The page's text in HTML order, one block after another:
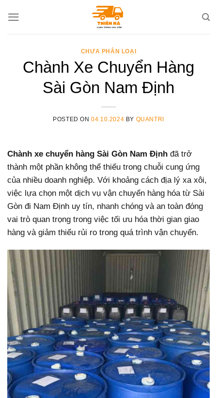
CHƯA PHÂN LOẠI
Chành Xe Chuyển Hàng
Sài Gòn Nam Định
POSTED ON04.10.2024 BY QUANTRI
Chành xe chuyển hàng Sài Gòn Nam Định đã trở
thành một phần không thể thiếu trong chuỗi cung ứng
của nhiều doanh nghiệp. Với khoảng cách địa lý xa xôi,
việc lựa chọn một dịch vụ vận chuyển hàng hóa từ Sài
Gòn đi Nam Định uy tín, nhanh chóng và an toàn đóng
vai trò quan trọng trong việc tối ưu hóa thời gian giao
hàng và giảm thiểu rủi ro trong quá trình vận chuyển.